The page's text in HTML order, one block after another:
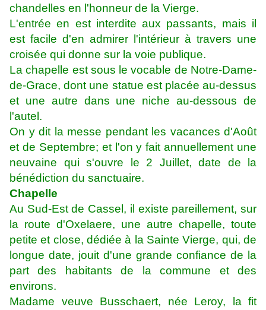
chandelles en l'honneur de la Vierge.
L'entrée en est interdite aux passants, mais il
est facile d'en admirer l'intérieur à travers une
croisée qui donne sur la voie publique.
La chapelle est sous le vocable de Notre-Dame-
de-Grace, dont une statue est placée au-dessus
et une autre dans une niche au-dessous de
l'autel.
On y dit la messe pendant les vacances d'Août
et de Septembre; et l'on y fait annuellement une
neuvaine qui s'ouvre le 2 Juillet, date de la
bénédiction du sanctuaire.
Chapelle
Au Sud-Est de Cassel, il existe pareillement, sur
la route d'Oxelaere, une autre chapelle, toute
petite et close, dédiée à la Sainte Vierge, qui, de
longue date, jouit d'une grande confiance de la
part des habitants de la commune et des
environs.
Madame veuve Busschaert, née Leroy, la fit